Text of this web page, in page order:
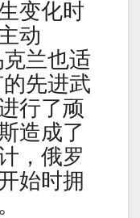
变化时
动
兰也适
先进武
行了顽
造成了
，俄罗
始时拥